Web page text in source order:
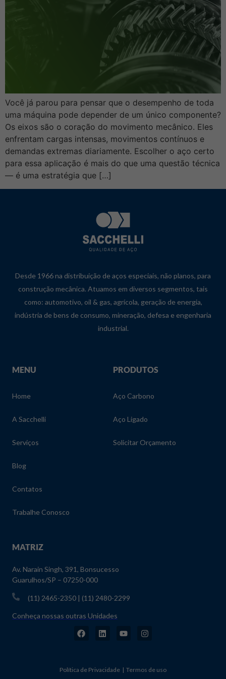
Você já parou para pensar que o desempenho de toda
uma máquina pode depender de um único componente?
Os eixos são o coração do movimento mecânico. Eles
enfrentam cargas intensas, movimentos contínuos e
demandas extremas diariamente. Escolher o aço certo
para essa aplicação é mais do que uma questão técnica
— é uma estratégia que […]
Desde 1966 na distribuição de aços especiais, não planos, para
construção mecânica. Atuamos em diversos segmentos, tais
como: automotivo, oil & gas, agrícola, geração de energia,
indústria de bens de consumo, mineração, defesa e engenharia
industrial.
MENU
Home
A Sacchelli
Serviços
Blog
Contatos
Trabalhe Conosco
PRODUTOS
Aço Carbono
Aço Ligado
Solicitar Orçamento
MATRIZ
Av. Narain Singh, 391, Bonsucesso
Guarulhos/SP – 07250-000
(11) 2465-2350 | (11) 2480-2299
Conheça nossas outras Unidades
Política de Privacidade | Termos de uso